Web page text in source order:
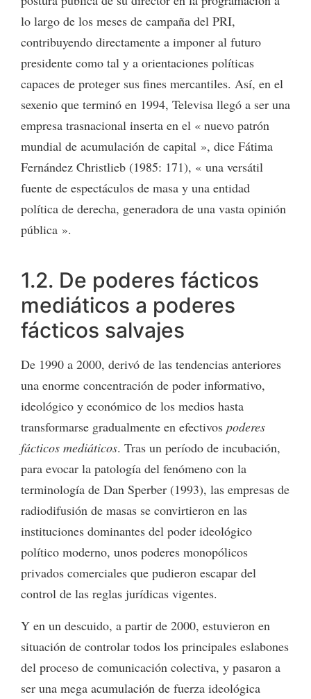
lo largo de los meses de campaña del PRI,
contribuyendo directamente a imponer al futuro
presidente como tal y a orientaciones políticas
capaces de proteger sus fines mercantiles. Así, en el
sexenio que terminó en 1994, Televisa llegó a ser una
empresa trasnacional inserta en el « nuevo patrón
mundial de acumulación de capital », dice Fátima
Fernández Christlieb (1985: 171), « una versátil
fuente de espectáculos de masa y una entidad
política de derecha, generadora de una vasta opinión
pública ».
1.2. De poderes fácticos
mediáticos a poderes
fácticos salvajes
De 1990 a 2000, derivó de las tendencias anteriores
una enorme concentración de poder informativo,
ideológico y económico de los medios hasta
transformarse gradualmente en efectivos poderes
fácticos mediáticos. Tras un período de incubación,
para evocar la patología del fenómeno con la
terminología de Dan Sperber (1993), las empresas de
radiodifusión de masas se convirtieron en las
instituciones dominantes del poder ideológico
político moderno, unos poderes monopólicos
privados comerciales que pudieron escapar del
control de las reglas jurídicas vigentes.
Y en un descuido, a partir de 2000, estuvieron en
situación de controlar todos los principales eslabones
del proceso de comunicación colectiva, y pasaron a
ser una mega acumulación de fuerza ideológica